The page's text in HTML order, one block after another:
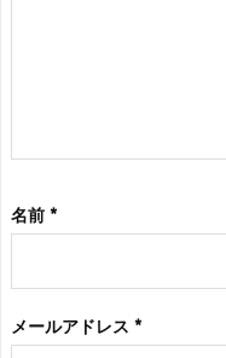
名前 *
メールアドレス *